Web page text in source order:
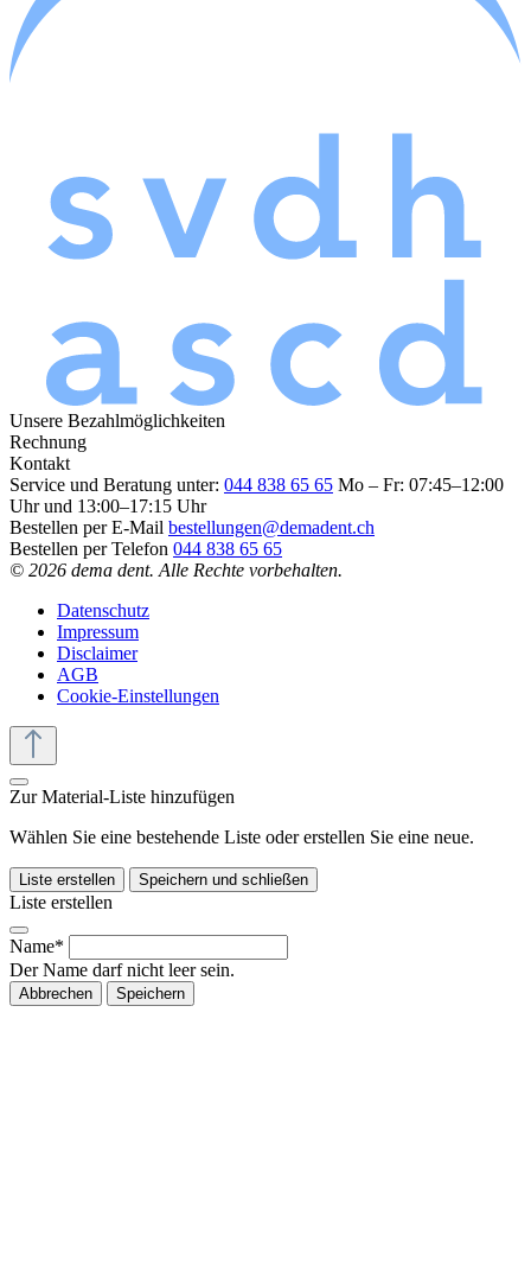
Unsere Bezahlmöglichkeiten
Rechnung
Kontakt
Service und Beratung unter: 044 838 65 65 Mo – Fr: 07:45–12:00
Uhr und 13:00–17:15 Uhr
Bestellen per E-Mail bestellungen@demadent.ch
Bestellen per Telefon 044 838 65 65
© 2026 dema dent. Alle Rechte vorbehalten.
Datenschutz
Impressum
Disclaimer
AGB
Cookie-Einstellungen
Zur Material-Liste hinzufügen
Wählen Sie eine bestehende Liste oder erstellen Sie eine neue.
Liste erstellen Speichern und schließen
Liste erstellen
Name*
Der Name darf nicht leer sein.
Abbrechen Speichern